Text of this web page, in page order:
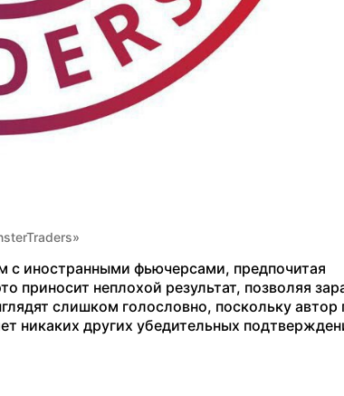
с иностранными фьючерсами, предпочитая
приносит неплохой результат, позволяя
слишком голословно, поскольку автор
никаких других убедительных